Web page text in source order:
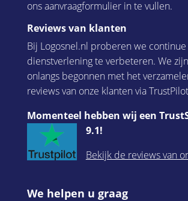
ons aanvraagformulier in te vullen.
Reviews van klanten
Bij Logosnel.nl proberen we continue
dienstverlening te verbeteren. We
onlangs begonnen met het
reviews van onze klanten via
Momenteel hebben wij een
9.1!
Bekijk de reviews van
We helpen u graag